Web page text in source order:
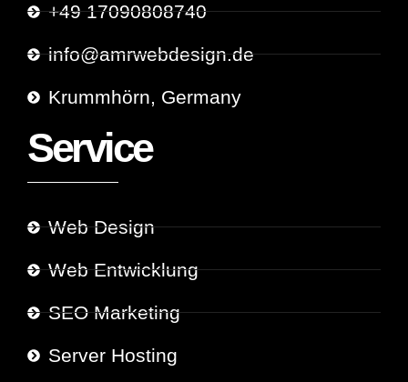
+49 17090808740
info@amrwebdesign.de
Krummhörn, Germany
Service
Web Design
Web Entwicklung
SEO Marketing
Server Hosting